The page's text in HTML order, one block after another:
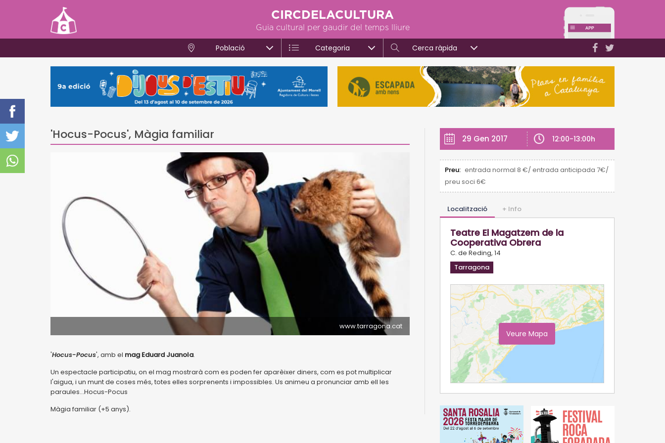
CIRCDELACULTURA
Guia cultural per gaudir del temps lliure
Població Categoria Cerca ràpida
'Hocus-Pocus', Màgia familiar
www.tarragona.cat
'Hocus-Pocus', amb el mag Eduard Juanola.
Un espectacle participatiu, on el mag mostrarà com es poden fer aparèixer diners, com es pot multiplicar
l'aigua, i un munt de coses més, totes elles sorprenents i impossibles. Us animeu a pronunciar amb ell les
paraules...Hocus-Pocus
Màgia familiar (+5 anys).
29 Gen 2017 12:00-13:00h
Preu: entrada normal 8 €/ entrada anticipada 7€/
preu soci 6€
Localització + Info
Teatre El Magatzem de la
Cooperativa Obrera
C. de Reding, 14
Tarragona
Veure Mapa